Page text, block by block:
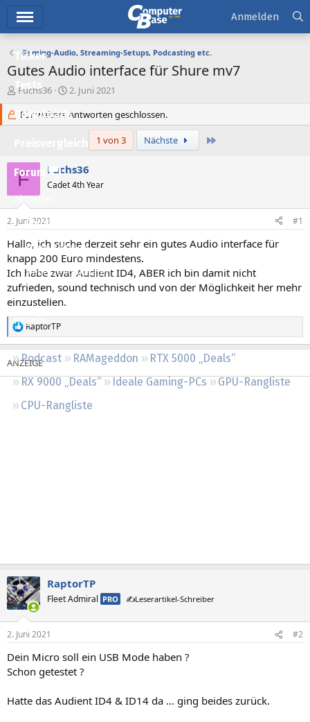
Ticker
Tests
Downloads
Forum
Aktuelles
Empfohlene Inhalte
Neue Beiträge
Neueste Aktivitäten
Leserartikel
Regeln
Podcast RAMageddon
RTX 5000 „Deals“
RX 9000 „Deals“
Ideale Gaming-PCs
GPU-Rangliste
CPU-Rangliste
Anmelden
Gaming-Audio, Streaming-Setups, Podcasting etc.
Gutes Audio interface für Shure mv7
E
s
t
l
e
r
Fuchs36
E
s
t
t
a
2. Juni 2021
Für weitere Antworten geschlossen.
1 von 3 Nächste
F Fuchs36
Cadet 4th Year
2. Juni 2021 #1
Hallo, ich suche derzeit sehr ein gutes Audio interface für
knapp 200 Euro mindestens.
Ich habe zwar Audient ID4, ABER ich bin damit nicht
zufrieden, sound technisch und von der Möglichkeit her mehr
einzustellen.
R
e
a
k
t
i
n
RaptorTP
RaptorTP
Fleet Admiral PRO ✍️Leserartikel-Schreiber
2. Juni 2021 #2
Dein Micro soll ein USB Mode haben ?
Schon getestet ?
Hatte das Audient ID4 & ID14 da ... ging beides zurück.